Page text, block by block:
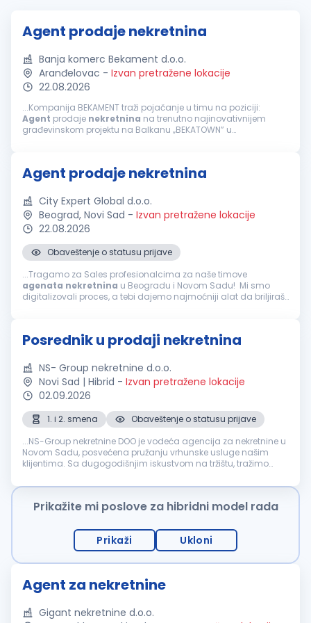
Agent prodaje nekretnina
Banja komerc Bekament d.o.o.
Aranđelovac - Izvan pretražene lokacije
22.08.2026
...Kompanija BEKAMENT traži pojačanje u timu na poziciji:
Agent prodaje nekretnina na trenutno najinovativnijem
građevinskom projektu na Balkanu „BEKATOWN” u
Agent prodaje nekretnina
City Expert Global d.o.o.
Beograd, Novi Sad - Izvan pretražene lokacije
22.08.2026
Obaveštenje o statusu prijave
...Tragamo za Sales profesionalcima za naše timove
agenata nekretnina u Beogradu i Novom Sadu! Mi smo
digitalizovali proces, a tebi dajemo najmoćniji alat da briljiraš
Posrednik u prodaji nekretnina
NS- Group nekretnine d.o.o.
Novi Sad | Hibrid - Izvan pretražene lokacije
02.09.2026
1. i 2. smena
Obaveštenje o statusu prijave
...NS-Group nekretnine DOO je vodeća agencija za nekretnine u
Novom Sadu, posvećena pružanju vrhunske usluge našim
klijentima. Sa dugogodišnjim iskustvom na tržištu, tražimo
kao posrednik...
Prikažite mi poslove za hibridni model rada
Prikaži Ukloni
Agent za nekretnine
Gigant nekretnine d.o.o.